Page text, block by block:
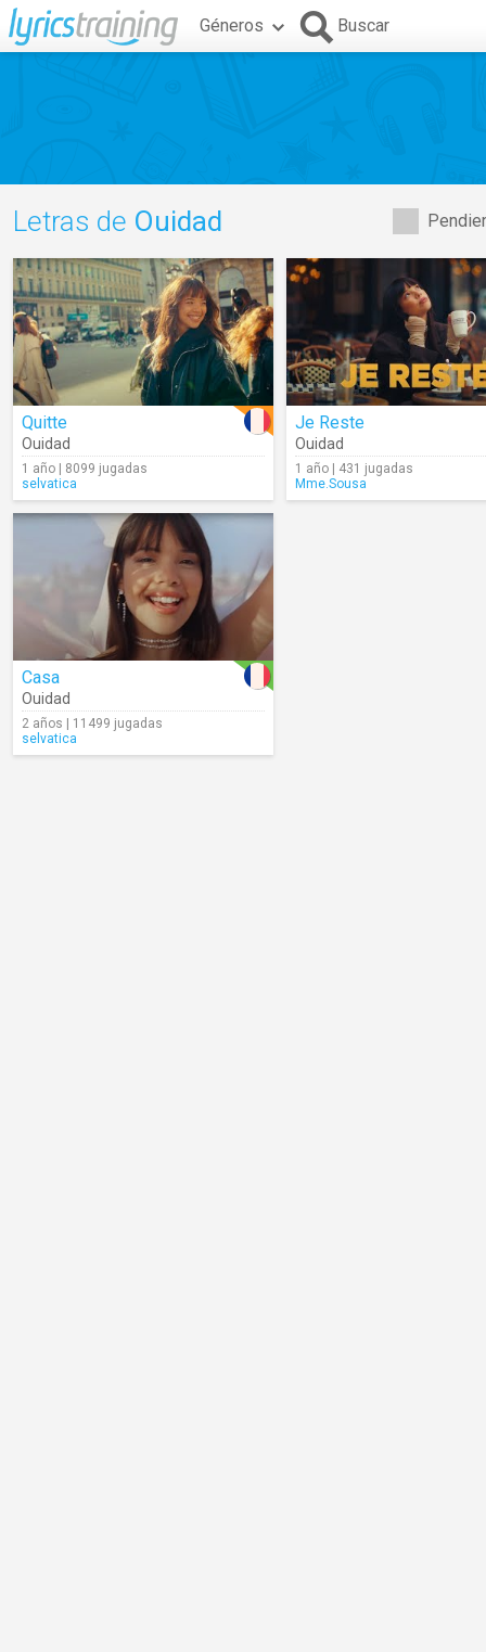
Géneros Buscar
Letras de Ouidad
Quitte
Ouidad
1 año | 8099 jugadas
selvatica
Je Reste
Ouidad
1 año | 431 jugadas
Mme.Sousa
Casa
Ouidad
2 años | 11499 jugadas
selvatica